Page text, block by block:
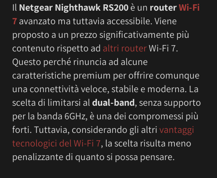
Il Netgear Nighthawk RS200è un routerWi-Fi
7avanzato ma tuttavia accessibile. Viene
proposto a un prezzo significativamente più
contenuto rispetto ad altri routerWi-Fi 7.
Questo perché rinuncia ad alcune
caratteristiche premium per offrire comunque
una connettività veloce, stabile e moderna. La
scelta di limitarsi aldual-band, senza supporto
per la banda 6GHz, è una dei compromessi più
forti. Tuttavia, considerando gli altrivantaggi
tecnologici del Wi-Fi 7, la scelta risulta meno
penalizzante di quanto si possa pensare.